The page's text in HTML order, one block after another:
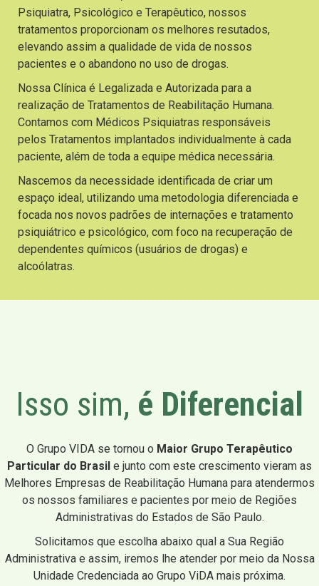
Psiquiatra, Psicológico e Terapêutico, nossos
tratamentos proporcionam os melhores resutados,
elevando assim a qualidade de vida de nossos
pacientes e o abandono no uso de drogas.
Nossa Clínica é Legalizada e Autorizada para a
realização de Tratamentos de Reabilitação Humana.
Contamos com Médicos Psiquiatras responsáveis
pelos Tratamentos implantados individualmente à cada
paciente, além de toda a equipe médica necessária.
Nascemos da necessidade identificada de criar um
espaço ideal, utilizando uma metodologia diferenciada e
focada nos novos padrões de internações e tratamento
psiquiátrico e psicológico, com foco na recuperação de
dependentes químicos (usuários de drogas) e
alcoólatras.
Isso sim, é Diferencial
O Grupo VIDA se tornou o Maior Grupo Terapêutico
Particular do Brasil e junto com este crescimento vieram as
Melhores Empresas de Reabilitação Humana para atendermos
os nossos familiares e pacientes por meio de Regiões
Administrativas do Estados de São Paulo.
Solicitamos que escolha abaixo qual a Sua Região
Administrativa e assim, iremos lhe atender por meio da Nossa
Unidade Credenciada ao Grupo ViDA mais próxima.